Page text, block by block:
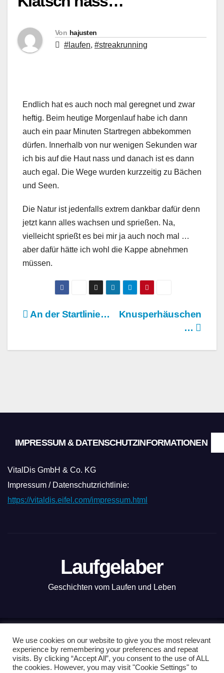
Von hajusten
#laufen, #streakrunning
Endlich hat es auch noch mal geregnet und zwar
heftig. Beim heutige Morgenlauf habe ich dann
auch ein paar Minuten Startregen abbekommen
dürfen. Innerhalb von nur wenigen Sekunden war
ich bis auf die Haut nass und danach ist es dann
auch egal. Die Wege wurden kurzzeitig zu Bächen
und Seen.
Die Natur ist jedenfalls extrem dankbar dafür denn
jetzt kann alles wachsen und sprießen. Na,
vielleicht sprießt es bei mir ja auch noch mal …
aber dafür hätte ich wohl die Kappe abnehmen
müssen.
BeitragsnavigationKnusperhäuschen
…
An der Startlinie…
IMPRESSUM & DATENSCHUTZINFORMATIONEN
VitalDis GmbH & Co. KG
Impressum / Datenschutzrichtlinie:
https://vitaldis.eifel.com/impressum.html
Laufgelaber
Geschichten vom Laufen und Leben
Mit Stolz präsentiert von WordPress
Theme: News Live by
Themeansar.
We use cookies on our website to give you the most relevant
experience by remembering your preferences and repeat
visits. By clicking “Accept All”, you consent to the use of ALL
the cookies. However, you may visit "Cookie Settings" to